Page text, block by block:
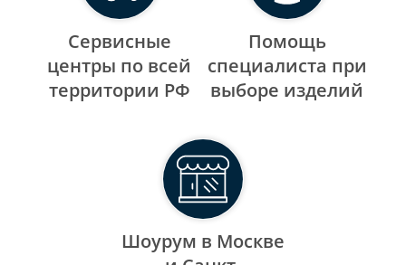
Сервисные
центры по всей
территории РФ
Помощь
специалиста при
выборе изделий
Шоурум в Москве